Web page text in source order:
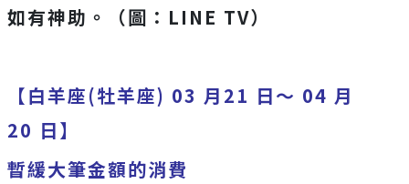
如有神助。
（圖：LINE TV）
【白羊座(牡羊座) 03 月21 日～ 04 月
20 日】
暫緩大筆金額的消費